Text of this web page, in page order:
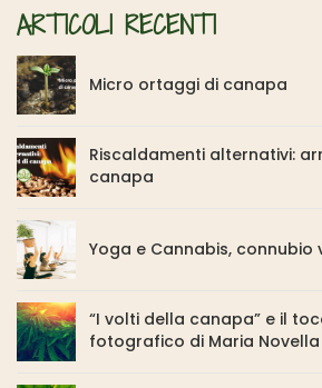
ARTICOLI RECENTI
Micro ortaggi di canapa
Riscaldamenti alternativi:
canapa
Yoga e Cannabis, connubio
“I volti della canapa” e il
fotografico di Maria Novella